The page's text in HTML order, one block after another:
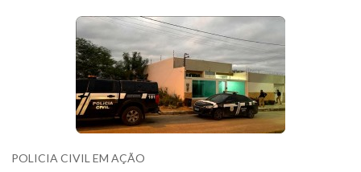
POLICIA CIVIL EM AÇÃO